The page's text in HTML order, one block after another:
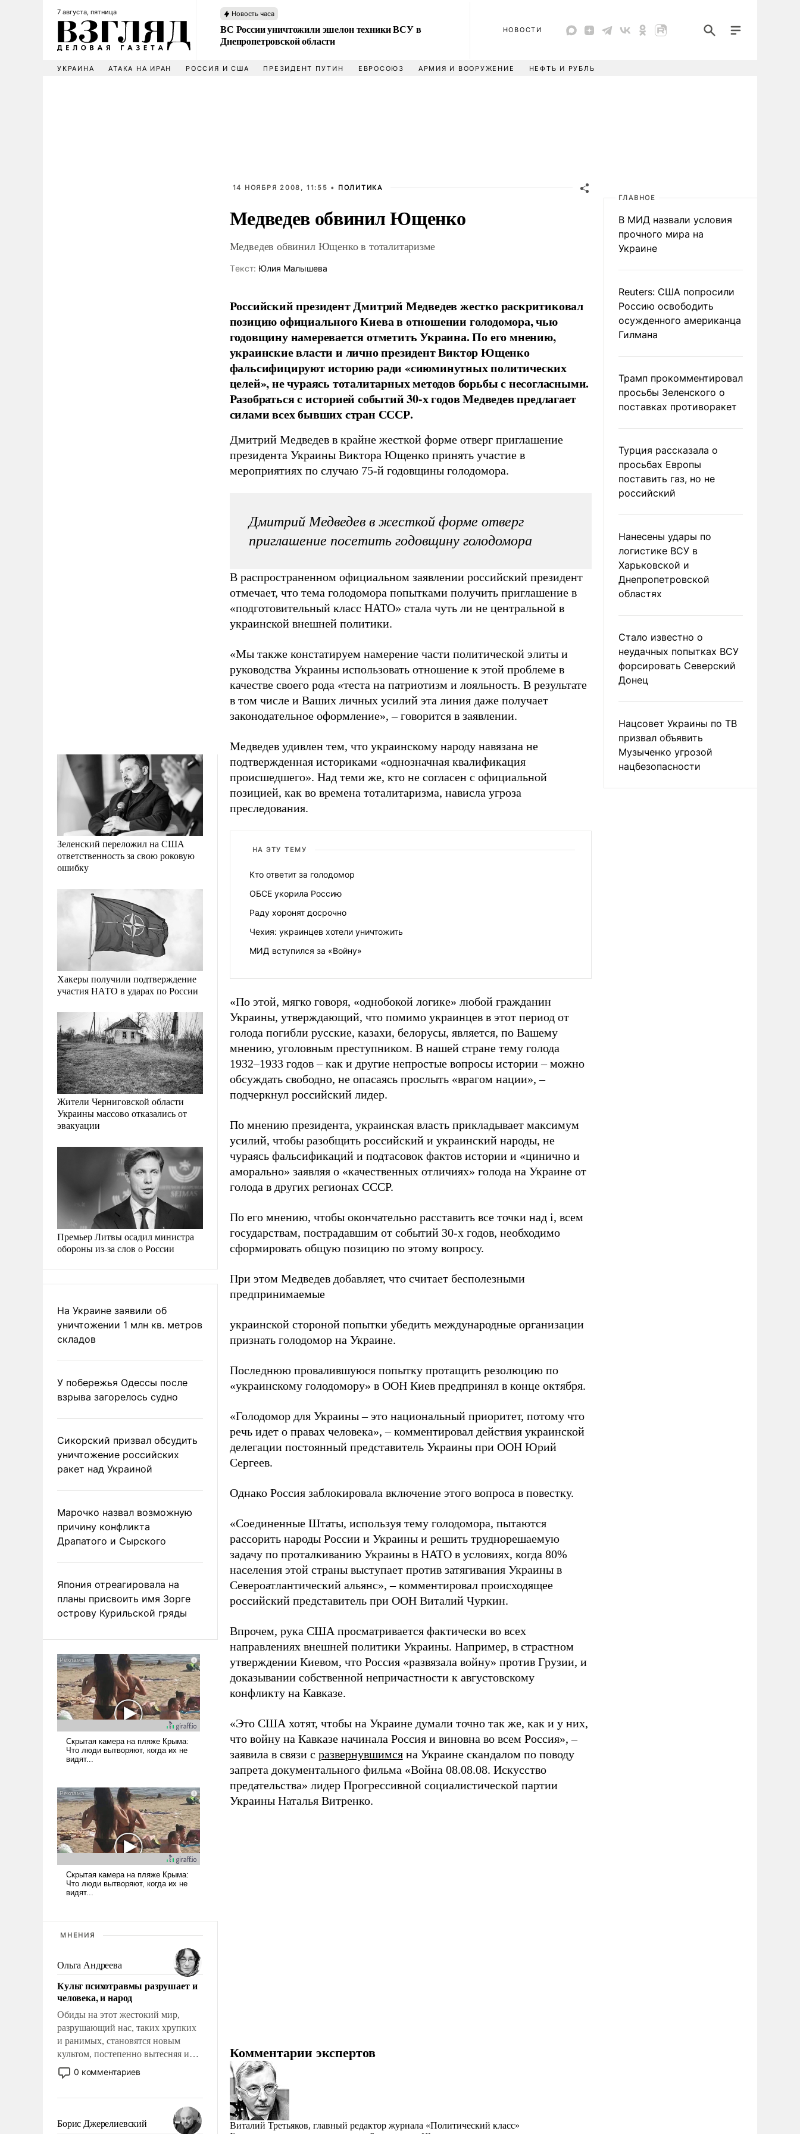
7 августа, пятница Новость часа
ВС России уничтожили эшелон техники ВСУ в
Днепропетровской области
НОВОСТИ
УКРАИНА АТАКА НА ИРАН РОССИЯ И США ПРЕЗИДЕНТ ПУТИН ЕВРОСОЮЗ АРМИЯ И ВООРУЖЕНИЕ НЕФТЬ И РУБЛЬ
Зеленский переложил на США
ответственность за свою роковую
ошибку
Хакеры получили подтверждение
участия НАТО в ударах по России
Жители Черниговской области
Украины массово отказались от
эвакуации
Премьер Литвы осадил министра
обороны из-за слов о России
На Украине заявили об
уничтожении 1 млн кв. метров
складов
У побережья Одессы после
взрыва загорелось судно
Сикорский призвал обсудить
уничтожение российских
ракет над Украиной
Марочко назвал возможную
причину конфликта
Драпатого и Сырского
Япония отреагировала на
планы присвоить имя Зорге
острову Курильской гряды
МНЕНИЯ
Ольга Андреева
Культ психотравмы разрушает и
человека, и народ
Обиды на этот жестокий мир,
разрушающий нас, таких хрупких
и ранимых, становятся новым
культом, постепенно вытесняя и
отменяя традиционное требование
к человеку – быть мужественным и
брать на себя ответственность,
помогать слабым, идти вперед и
0 комментариев
Борис Джерелиевский
14 НОЯБРЯ 2008, 11:55 • ПОЛИТИКА
Медведев обвинил Ющенко
Медведев обвинил Ющенко в тоталитаризме
Tекст: Юлия Малышева
Российский президент Дмитрий Медведев жестко раскритиковал
позицию официального Киева в отношении голодомора, чью
годовщину намеревается отметить Украина. По его мнению,
украинские власти и лично президент Виктор Ющенко
фальсифицируют историю ради «сиюминутных политических
целей», не чураясь тоталитарных методов борьбы с несогласными.
Разобраться с историей событий 30-х годов Медведев предлагает
силами всех бывших стран СССР.
Дмитрий Медведев в крайне жесткой форме отверг приглашение
президента Украины Виктора Ющенко принять участие в
мероприятиях по случаю 75-й годовщины голодомора.
Дмитрий Медведев в жесткой форме отверг
приглашение посетить годовщину голодомора
В распространенном официальном заявлении российский президент
отмечает, что тема голодомора попытками получить приглашение в
«подготовительный класс НАТО» стала чуть ли не центральной в
украинской внешней политики.
«Мы также констатируем намерение части политической элиты и
руководства Украины использовать отношение к этой проблеме в
качестве своего рода «теста на патриотизм и лояльность. В результате
в том числе и Ваших личных усилий эта линия даже получает
законодательное оформление», – говорится в заявлении.
Медведев удивлен тем, что украинскому народу навязана не
подтвержденная историками «однозначная квалификация
происшедшего». Над теми же, кто не согласен с официальной
позицией, как во времена тоталитаризма, нависла угроза
преследования.
НА ЭТУ ТЕМУ
Кто ответит за голодомор
ОБСЕ укорила Россию
Раду хоронят досрочно
Чехия: украинцев хотели уничтожить
МИД вступился за «Войну»
«По этой, мягко говоря, «однобокой логике» любой гражданин
Украины, утверждающий, что помимо украинцев в этот период от
голода погибли русские, казахи, белорусы, является, по Вашему
мнению, уголовным преступником. В нашей стране тему голода
1932–1933 годов – как и другие непростые вопросы истории – можно
обсуждать свободно, не опасаясь прослыть «врагом нации», –
подчеркнул российский лидер.
По мнению президента, украинская власть прикладывает максимум
усилий, чтобы разобщить российский и украинский народы, не
чураясь фальсификаций и подтасовок фактов истории и «цинично и
аморально» заявляя о «качественных отличиях» голода на Украине от
голода в других регионах СССР.
По его мнению, чтобы окончательно расставить все точки над i, всем
государствам, пострадавшим от событий 30-х годов, необходимо
сформировать общую позицию по этому вопросу.
При этом Медведев добавляет, что считает бесполезными
предпринимаемые
украинской стороной попытки убедить международные организации
признать голодомор на Украине.
Последнюю провалившуюся попытку протащить резолюцию по
«украинскому голодомору» в ООН Киев предпринял в конце октября.
«Голодомор для Украины – это национальный приоритет, потому что
речь идет о правах человека», – комментировал действия украинской
делегации постоянный представитель Украины при ООН Юрий
Сергеев.
Однако Россия заблокировала включение этого вопроса в повестку.
«Соединенные Штаты, используя тему голодомора, пытаются
рассорить народы России и Украины и решить труднорешаемую
задачу по проталкиванию Украины в НАТО в условиях, когда 80%
населения этой страны выступает против затягивания Украины в
Североатлантический альянс», – комментировал происходящее
российский представитель при ООН Виталий Чуркин.
Впрочем, рука США просматривается фактически во всех
направлениях внешней политики Украины. Например, в страстном
утверждении Киевом, что Россия «развязала войну» против Грузии, и
доказывании собственной непричастности к августовскому
конфликту на Кавказе.
«Это США хотят, чтобы на Украине думали точно так же, как и у них,
что войну на Кавказе начинала Россия и виновна во всем Россия», –
заявила в связи с развернувшимсяна Украине скандалом по поводу
запрета документального фильма «Война 08.08.08. Искусство
предательства» лидер Прогрессивной социалистической партии
Украины Наталья Витренко.
Комментарии экспертов
Виталий Третьяков, главный редактор журнала «Политический класс»
ГЛАВНОЕ
В МИД назвали условия
прочного мира на
Украине
Reuters: США попросили
Россию освободить
осужденного американца
Гилмана
Трамп прокомментировал
просьбы Зеленского о
поставках противоракет
Турция рассказала о
просьбах Европы
поставить газ, но не
российский
Нанесены удары по
логистике ВСУ в
Харьковской и
Днепропетровской
областях
Стало известно о
неудачных попытках ВСУ
форсировать Северский
Донец
Нацсовет Украины по ТВ
призвал объявить
Музыченко угрозой
нацбезопасности